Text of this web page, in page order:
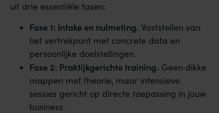
uit drie essentiële fasen:
Fase 1: Intake en nulmeting. Vaststellen van
het vertrekpunt met concrete data en
persoonlijke doelstellingen.
Fase 2: Praktijkgerichte training. Geen dikke
mappen met theorie, maar intensieve
sessies gericht op directe toepassing in jouw
business.